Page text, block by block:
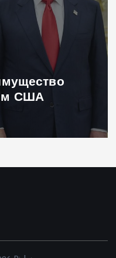
Украине —
флагам не